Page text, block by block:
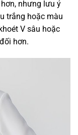
nhưng lưu ý
trắng hoặc màu
V sâu hoặc
hơn.